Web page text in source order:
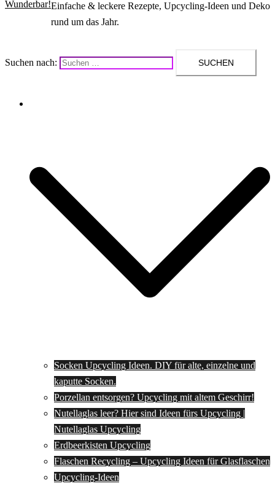
Einfache & leckere Rezepte, Upcycling-Ideen und Deko
rund um das Jahr.
Suchen nach:
Socken Upcycling Ideen. DIY für alte, einzelne und
kaputte Socken.
Porzellan entsorgen? Upcycling mit altem Geschirr!
Nutellaglas leer? Hier sind Ideen fürs Upcycling |
Nutellaglas Upcycling
Erdbeerkisten Upcycling
Flaschen Recycling – Upcycling Ideen für Glasflaschen
Upcycling-Ideen